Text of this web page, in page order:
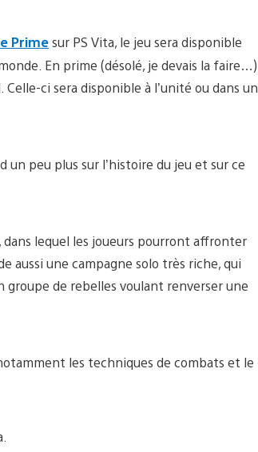
Primesur PS Vita, le jeu sera disponible
En prime (désolé, je devais la faire…)
ci sera disponible à l’unité ou dans un
peu plus sur l’histoire du jeu et sur ce
lequel les joueurs pourront affronter
aussi une campagne solo très riche, qui
groupe de rebelles voulant renverser une
les techniques de combats et le